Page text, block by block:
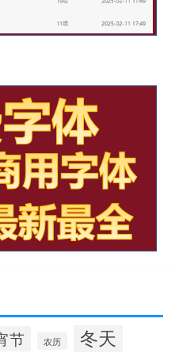
节 农历 冬天